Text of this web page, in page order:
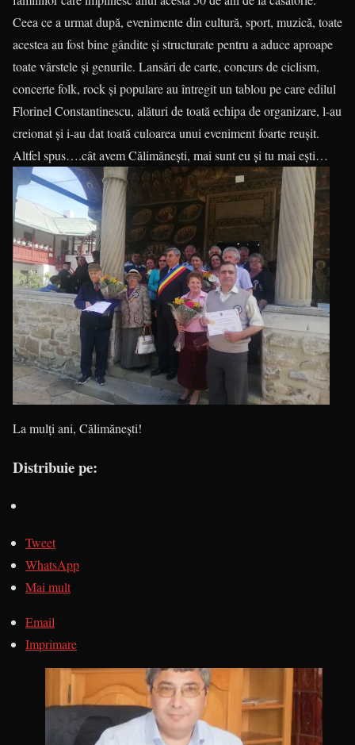
Ceea ce a urmat după, evenimente din cultură, sport, muzică, toate
acestea au fost bine gândite și structurate pentru a aduce aproape
toate vârstele și genurile. Lansări de carte, concurs de ciclism,
concerte folk, rock și populare au întregit un tablou pe care edilul
Florinel Constantinescu, alături de toată echipa de organizare, l-au
creionat și i-au dat toată culoarea unui eveniment foarte reușit.
Altfel spus….cât avem Călimănești, mai sunt eu și tu mai ești…
La mulți ani, Călimănești!
Distribuie pe:
Tweet
WhatsApp
Mai mult
Email
Imprimare